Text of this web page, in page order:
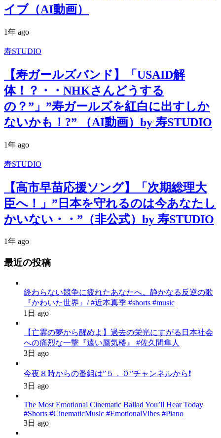
イブ（AI動画）
1年 ago
寿STUDIO
【寿ガールズバンド】「USAID解
体！？・・NHKさんどうする
の？”」”寿ガールズを紅白に出すしか
ないかも！?” （AI動画）by 寿STUDIO
1年 ago
寿STUDIO
【高市早苗応援ソング】「次期総理大
臣へ！」”日本を守れるのは今あなたし
かいない・・”（非公式）by 寿STUDIO
1年 ago
最近の投稿
終わらない競争に疲れたあなたへ。静かなる反逆の歌
『かわいた世界』/ #近本真季 #shorts #music
1日 ago
【亡霊の夢から醒めよ】過去の栄光にすがる日本社会
への痛烈な一撃『遠い蜃気楼』 #佐久間隼人
3日 ago
今夜８時からの番組は”５．０”チャンネルから❗️
3日 ago
The Most Emotional Cinematic Ballad You’ll Hear Today
#Shorts #CinematicMusic #EmotionalVibes #Piano
3日 ago